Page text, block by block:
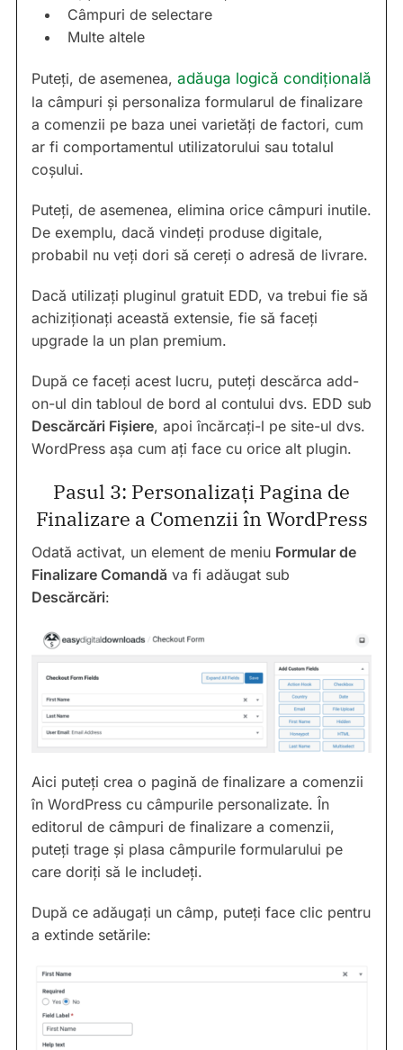
Câmpuri de selectare
Multe altele
Puteți, de asemenea, adăuga logică condițională
la câmpuri și personaliza formularul de finalizare
a comenzii pe baza unei varietăți de factori, cum
ar fi comportamentul utilizatorului sau totalul
coșului.
Puteți, de asemenea, elimina orice câmpuri inutile.
De exemplu, dacă vindeți produse digitale,
probabil nu veți dori să cereți o adresă de livrare.
Dacă utilizați pluginul gratuit EDD, va trebui fie să
achiziționați această extensie, fie să faceți
upgrade la un plan premium.
După ce faceți acest lucru, puteți descărca add-
on-ul din tabloul de bord al contului dvs. EDD sub
Descărcări Fișiere, apoi încărcați-l pe site-ul dvs.
WordPress așa cum ați face cu orice alt plugin.
Pasul 3: Personalizați Pagina de
Finalizare a Comenzii în WordPress
Odată activat, un element de meniu Formular de
Finalizare Comandă va fi adăugat sub
Descărcări:
Aici puteți crea o pagină de finalizare a comenzii
în WordPress cu câmpurile personalizate. În
editorul de câmpuri de finalizare a comenzii,
puteți trage și plasa câmpurile formularului pe
care doriți să le includeți.
După ce adăugați un câmp, puteți face clic pentru
a extinde setările: